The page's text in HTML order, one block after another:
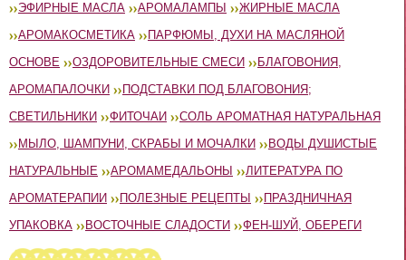
ЭФИРНЫЕ МАСЛА АРОМАЛАМПЫ
ЖИРНЫЕ МАСЛА
АРОМАКОСМЕТИКА
ПАРФЮМЫ, ДУХИ НА МАСЛЯНОЙ
ОСНОВЕ
ОЗДОРОВИТЕЛЬНЫЕ СМЕСИ
БЛАГОВОНИЯ,
АРОМАПАЛОЧКИ
ПОДСТАВКИ ПОД БЛАГОВОНИЯ;
СВЕТИЛЬНИКИ
ФИТОЧАИ
СОЛЬ АРОМАТНАЯ НАТУРАЛЬНАЯ
МЫЛО, ШАМПУНИ, СКРАБЫ И МОЧАЛКИ
ВОДЫ ДУШИСТЫЕ
НАТУРАЛЬНЫЕ
АРОМАМЕДАЛЬОНЫ
ЛИТЕРАТУРА ПО
АРОМАТЕРАПИИ
ПОЛЕЗНЫЕ РЕЦЕПТЫ
ПРАЗДНИЧНАЯ
УПАКОВКА
ВОСТОЧНЫЕ СЛАДОСТИ ФЕН-ШУЙ, ОБЕРЕГИ